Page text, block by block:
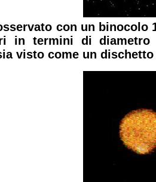
con un binocolo
in termini di diametro
visto come un